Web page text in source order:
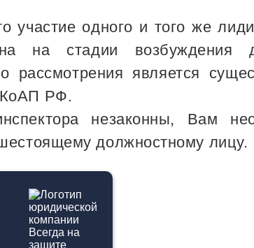
участие одного и того же
на стадии
рассмотрения является
КоАП РФ.
незаконны, Вам
должностному лицу.